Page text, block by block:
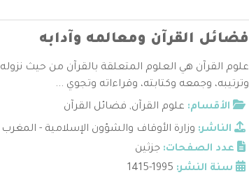
فضائل القرآن ومعالمه وآدابه
علوم القرآن هي العلوم المتعلقة بالقرآن من حيث نزوله
وترتيبه، وجمعه وكتابته، وقراءاته وتجوي ...
الأقسام: علوم القرآن, فضائل القرآن
الناشر: وزارة الأوقاف والشؤون الإسلامية - المغرب
عدد الصفحات: جزثين
سنة النشر: